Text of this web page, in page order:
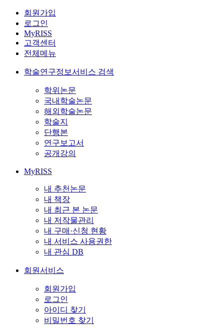
회원가입
로그인
MyRISS
고객센터
전체메뉴
학술연구정보서비스 검색
학위논문
국내학술논문
해외학술논문
학술지
단행본
연구보고서
공개강의
MyRISS
내 추천논문
내 책장
내 최근 본 논문
내 저작물관리
내 구매·신청 현황
내 서비스 사용권한
내 관심 DB
회원서비스
회원가입
로그인
아이디 찾기
비밀번호 찾기